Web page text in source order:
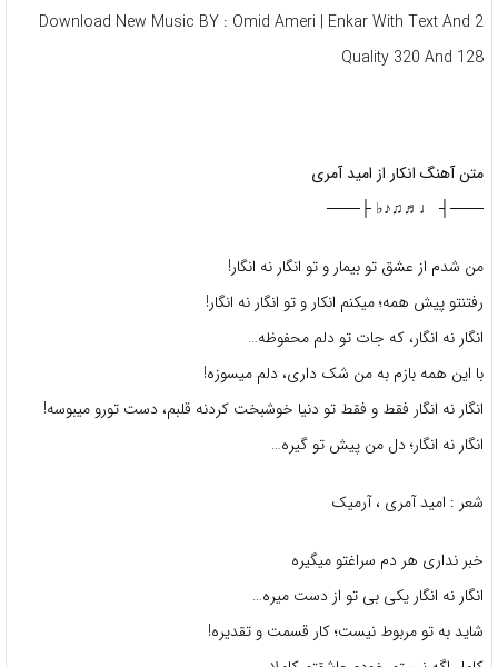
Download New Music BY : Omid Ameri | Enkar With Text And 2
Quality 320 And 128
متن آهنگ انکار از امید آمری
───┤ ♩♬♫♪♭ ├───
من شدم از عشق تو بیمار و تو انگار نه انگار!
رفتنتو پیش همه؛ میکنم انکار و تو انگار نه انگار!
انگار نه انگار، که جات تو دلم محفوظه…
با این همه بازم به من شک داری، دلم میسوزه!
انگار نه انگار فقط و فقط تو دنیا خوشبخت کردنه قلبم، دست تورو میبوسه!
انگار نه انگار؛ دل من پیش تو گیره…
شعر : امید آمری ، آرمیک
خبر نداری هر دم سراغتو میگیره
انگار نه انگار یکی بی تو از دست میره…
شاید به تو مربوط نیست؛ کار قسمت و تقدیره!